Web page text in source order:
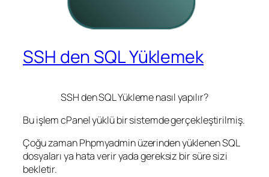
SSH den SQL Yüklemek
SSH den SQL Yükleme nasıl yapılır?
Bu işlem cPanel yüklü bir sistemde gerçekleştirilmiş.
Çoğu zaman Phpmyadmin üzerinden yüklenen SQL
dosyaları ya hata verir yada gereksiz bir süre sizi
bekletir.